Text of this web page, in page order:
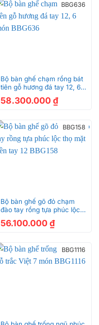
BBG636
Bộ bàn ghế chạm rồng bát
tiên gỗ hương đá tay 12, 6
58.300.000 ₫
BBG158
Bộ bàn ghế gõ đỏ chạm
đào tay rồng tựa phúc lộc
56.100.000 ₫
BBG1116